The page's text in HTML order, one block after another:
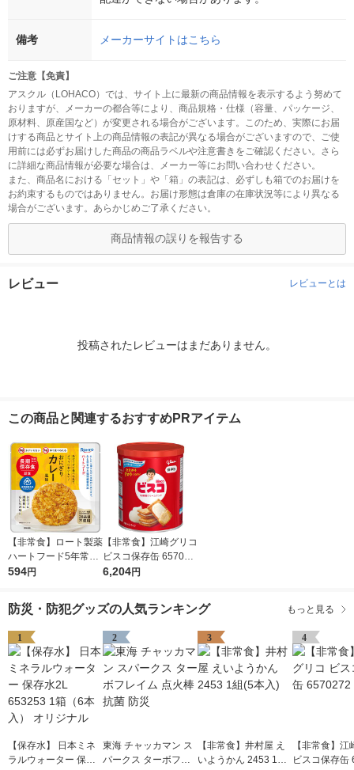
備考 メーカーサイトはこちら
ご注意【免責】
アスクル（LOHACO）では、サイト上に最新の商品情報を表示するよう努めて
おりますが、メーカーの都合等により、商品規格・仕様（容量、パッケージ、
原材料、原産国など）が変更される場合がございます。このため、実際にお届
けする商品とサイト上の商品情報の表記が異なる場合がございますので、ご使
用前には必ずお届けした商品の商品ラベルや注意書きをご確認ください。さら
に詳細な商品情報が必要な場合は、メーカー等にお問い合わせください。
また、商品名における「セット」や「箱」の表記は、必ずしも箱でのお届けを
お約束するものではありません。お届け形態は倉庫の在庫状況等により異なる
場合がございます。あらかじめご了承ください。
商品情報の誤りを報告する
レビュー レビューとは
投稿されたレビューはまだありません。
この商品と関連するおすすめPRアイテム
【非常食】ロート製薬
ハートフード5年常温
保存 おにぎり カレー
594円
【非常食】江崎グリコ
ビスコ保存缶 657027
2 1セット(1缶×10)
6,204円
防災・防犯グッズの人気ランキング もっと見る
1
【保存水】 日本ミネ
ラルウォーター 保存
2
東海 チャッカマン ス
パークス ターボフレ
3
【非常食】井村屋 え
いようかん 2453 1組
4
【非常食】江
ビスコ保存缶